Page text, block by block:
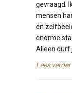
gevraagd.
mensen
en
enorme
Alleen durf
Lees verder